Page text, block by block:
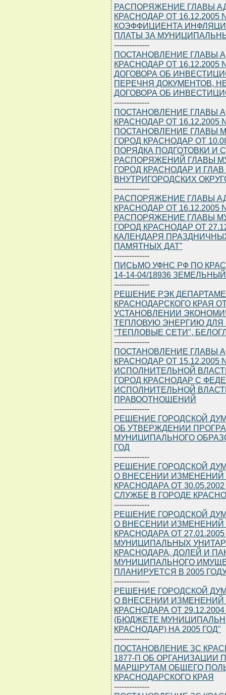
РАСПОРЯЖЕНИЕ ГЛАВЫ
КРАСНОДАР ОТ 16.12.2005
КОЭФФИЦИЕНТА
ПЛАТЫ ЗА
--------------
ПОСТАНОВЛЕНИЕ ГЛАВЫ
КРАСНОДАР ОТ
ДОГОВОРА ОБ
ПЕРЕЧНЯ ДОКУМЕНТОВ,
ДОГОВОРА ОБ
--------------
ПОСТАНОВЛЕНИЕ ГЛАВЫ
КРАСНОДАР ОТ
ПОСТАНОВЛЕНИЕ ГЛАВЫ
ГОРОД КРАСНОДАР ОТ
ПОРЯДКА ПОДГОТОВКИ И
РАСПОРЯЖЕНИЙ ГЛАВЫ
ГОРОД КРАСНОДАР И
ВНУТРИГОРОДСКИХ
--------------
РАСПОРЯЖЕНИЕ ГЛАВЫ
КРАСНОДАР ОТ
РАСПОРЯЖЕНИЕ ГЛАВЫ
ГОРОД КРАСНОДАР ОТ
КАЛЕНДАРЯ
ПАМЯТНЫХ ДАТ"
--------------
ПИСЬМО УФНС РФ ПО
14-14-04/18936
--------------
РЕШЕНИЕ РЭК
КРАСНОДАРСКОГО КРАЯ ОТ
УСТАНОВЛЕНИИ
ТЕПЛОВУЮ ЭНЕРГИЮ ДЛЯ
"ТЕПЛОВЫЕ СЕТИ",
--------------
ПОСТАНОВЛЕНИЕ ГЛАВЫ
КРАСНОДАР ОТ
ИСПОЛНИТЕЛЬНОЙ
ГОРОД КРАСНОДАР С
ИСПОЛНИТЕЛЬНОЙ
ПРАВООТНОШЕНИЙ
--------------
РЕШЕНИЕ ГОРОДСКОЙ
ОБ УТВЕРЖДЕНИИ
МУНИЦИПАЛЬНОГО
ГОД
--------------
РЕШЕНИЕ ГОРОДСКОЙ
О ВНЕСЕНИИ
КРАСНОДАРА ОТ
СЛУЖБЕ В ГОРОДЕ
--------------
РЕШЕНИЕ ГОРОДСКОЙ
О ВНЕСЕНИИ
КРАСНОДАРА ОТ
МУНИЦИПАЛЬНЫХ
КРАСНОДАРА, ДОЛЕЙ И
МУНИЦИПАЛЬНОГО
ПЛАНИРУЕТСЯ В 2005
--------------
РЕШЕНИЕ ГОРОДСКОЙ
О ВНЕСЕНИИ
КРАСНОДАРА ОТ
(БЮДЖЕТЕ
КРАСНОДАР) НА 2005 ГОД"
--------------
ПОСТАНОВЛЕНИЕ ЗС
1877-П ОБ
МАРШРУТАМ ОБЩЕГО
КРАСНОДАРСКОГО КРАЯ
--------------